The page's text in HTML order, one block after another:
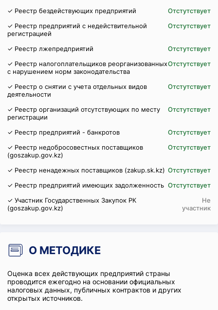
✓ Реестр бездействующих предприятий
Отстутствует
✓ Реестр предприятий с недействительной
регистрацией
Отстутствует
✓ Реестр лжепредприятий
Отстутствует
✓ Реестр налогоплательщиков реорганизованных
с нарушением норм законодательства
Отстутствует
✓ Реестр о снятии с учета отдельных видов
деятельности
Отстутствует
✓ Реестр организаций отсутствующих по месту
регистрации
Отстутствует
✓ Реестр предприятий - банкротов
Отстутствует
✓ Реестр недобросовестных поставщиков
(goszakup.gov.kz)
Отстутствует
✓ Реестр ненадежных поставщиков (zakup.sk.kz) Отстутствует
✓ Реестр предприятий имеющих задолженность Отстутствует
✓ Участник Государственных Закупок РК
(goszakup.gov.kz)
Не
участник
О МЕТОДИКЕ
Оценка всех действующих предприятий страны
проводится ежегодно на основании официальных
налоговых данных, публичных контрактов и других
открытых источников.